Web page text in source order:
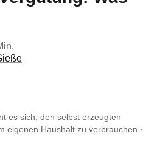
es sich, den selbst erzeugten
eigenen Haushalt zu verbrauchen